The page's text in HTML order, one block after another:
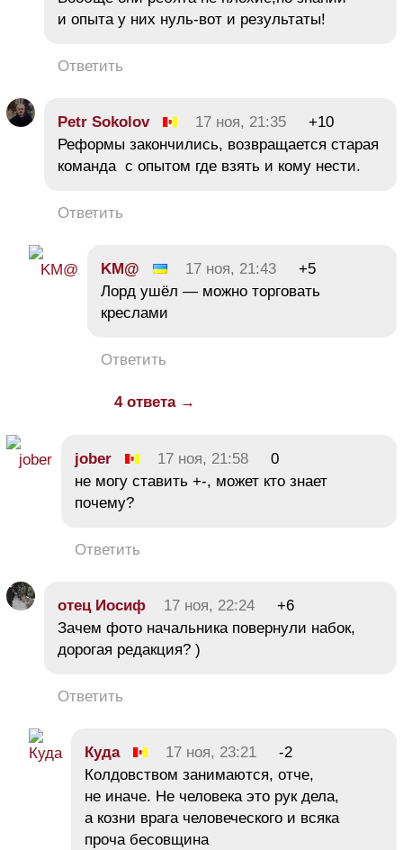
и опыта у них нуль-вот и результаты!
Ответить
Petr Sokolov 17 ноя, 21:35
+10
Реформы закончились, возвращается старая
команда с опытом где взять и кому нести.
Ответить
KM@ 17 ноя, 21:43
+5
Лорд ушёл — можно торговать
креслами
Ответить
4 ответа →
jober 17 ноя, 21:58
0
не могу ставить +-, может кто знает
почему?
Ответить
отец Иосиф 17 ноя, 22:24
+6
Зачем фото начальника повернули набок,
дорогая редакция? )
Ответить
Куда 17 ноя, 23:21
-2
Колдовством занимаются, отче,
не иначе. Не человека это рук дела,
а козни врага человеческого и всяка
проча бесовщина